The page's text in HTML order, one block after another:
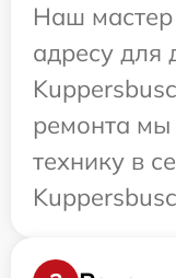
Наш мастер
адресу для
ремонта мы
технику в